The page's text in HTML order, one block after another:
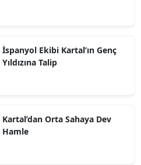
İspanyol Ekibi Kartal’ın Genç
Yıldızına Talip
Kartal’dan Orta Sahaya Dev
Hamle